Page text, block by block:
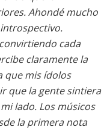
Ahondé mucho
cada
claramente la
que mis ídolos
que la gente sintiera
lado. Los músicos
la primera nota